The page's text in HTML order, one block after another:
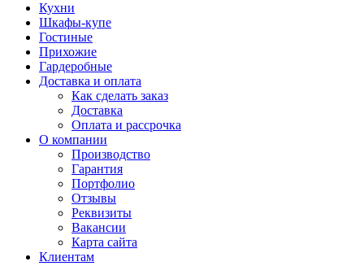
Кухни
Шкафы-купе
Гостиные
Прихожие
Гардеробные
Доставка и оплата
Как сделать заказ
Доставка
Оплата и рассрочка
О компании
Производство
Гарантия
Портфолио
Отзывы
Реквизиты
Вакансии
Карта сайта
Клиентам